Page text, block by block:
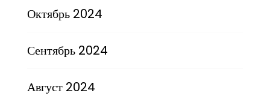
Октябрь 2024
Сентябрь 2024
Август 2024